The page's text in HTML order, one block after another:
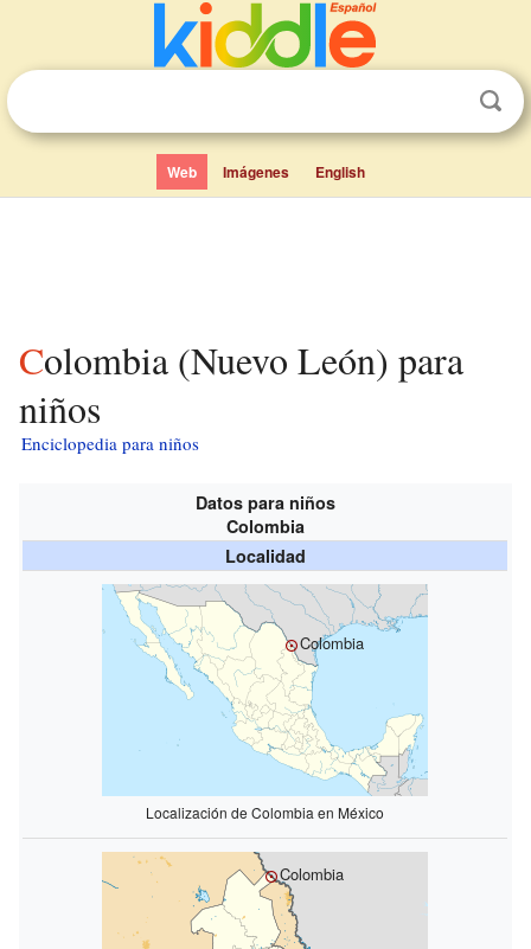
Web Imágenes English
Colombia (Nuevo León) para
niños
Enciclopedia para niños
Datos para niños
Colombia
Localidad
Colombia
Localización de Colombia en México
Colombia